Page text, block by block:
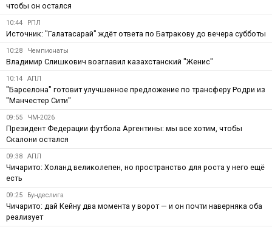
чтобы он остался
10:44 РПЛ
Источник: "Галатасарай" ждёт ответа по Батракову до вечера субботы
10:28 Чемпионаты
Владимир Слишкович возглавил казахстанский "Женис"
10:14 АПЛ
"Барселона" готовит улучшенное предложение по трансферу Родри из
"Манчестер Сити"
09:55 ЧМ-2026
Президент Федерации футбола Аргентины: мы все хотим, чтобы
Скалони остался
09:38 АПЛ
Чичарито: Холанд великолепен, но пространство для роста у него ещё
есть
09:25 Бундеслига
Чичарито: дай Кейну два момента у ворот — и он почти наверняка оба
реализует